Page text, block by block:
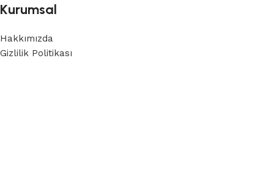
Kurumsal
Hakkımızda
Gizlilik Politikası